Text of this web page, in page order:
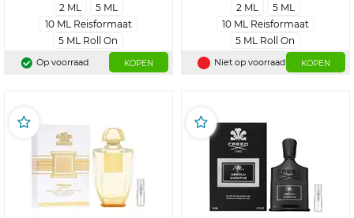
2 ML
5 ML
10 ML Reisformaat
5 ML Roll On
Op voorraad KOPEN
2 ML
5 ML
10 ML Reisformaat
5 ML Roll On
Niet op voorraad KOPEN